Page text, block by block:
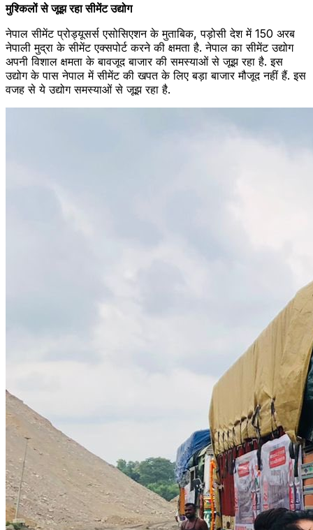
मुश्किलों से जूझ रहा सीमेंट उद्योग
नेपाल सीमेंट प्रोड्यूसर्स एसोसिएशन के मुताबिक, पड़ोसी देश में 150 अरब
नेपाली मुद्रा के सीमेंट एक्सपोर्ट करने की क्षमता है. नेपाल का सीमेंट उद्योग
अपनी विशाल क्षमता के बावजूद बाजार की समस्याओं से जूझ रहा है. इस
उद्योग के पास नेपाल में सीमेंट की खपत के लिए बड़ा बाजार मौजूद नहीं हैं. इस
वजह से ये उद्योग समस्याओं से जूझ रहा है.